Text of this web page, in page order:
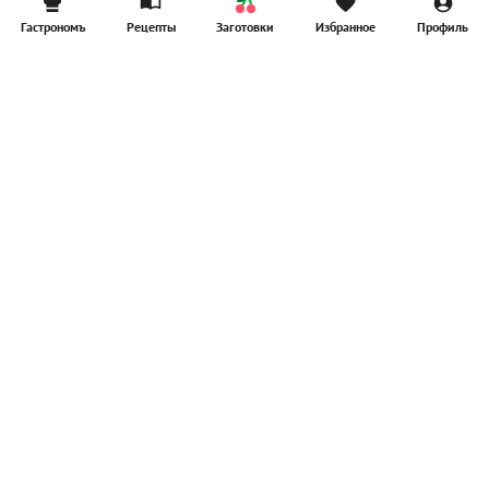
Гастрономъ Рецепты Заготовки Избранное Профиль